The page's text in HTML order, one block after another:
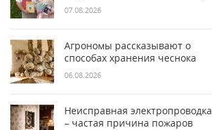
07.08.2026
Агрономы рассказывают о
способах хранения чеснока
06.08.2026
Неисправная электропроводка
– частая причина пожаров